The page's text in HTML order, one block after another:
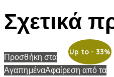
Σχετικά
Up to- 33%
Προσθήκη στα
ΑγαπημέναΑφαίρεση από τα